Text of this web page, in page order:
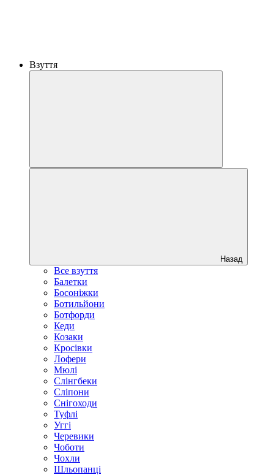
Взуття
Назад
Все взуття
Балетки
Босоніжки
Ботильйони
Ботфорди
Кеди
Козаки
Кросівки
Лофери
Мюлі
Слінгбеки
Сліпони
Снігоходи
Туфлі
Уггі
Черевики
Чоботи
Чохли
Шльопанці